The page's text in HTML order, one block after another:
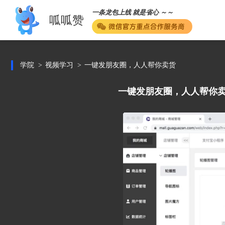
呱呱赞
一条龙包上线 就是省心 ～～
学院 视频学习 一键发朋友圈，人人帮你卖货
一键发朋友圈，人人帮你